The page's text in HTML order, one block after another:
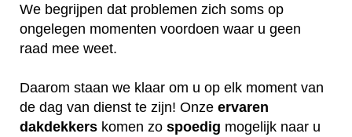
We begrijpen dat problemen zich soms op
ongelegen momenten voordoen waar u geen
raad mee weet.
Daarom staan we klaar om u op elk moment van
de dag van dienst te zijn! Onze ervaren
dakdekkers komen zo spoedig mogelijk naar u